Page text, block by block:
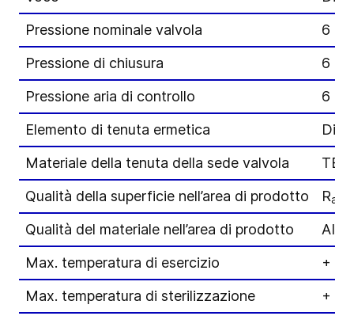
Pressione nominale valvola
6
Pressione di chiusura
6
Pressione aria di controllo
6
Elemento di tenuta ermetica
Materiale della tenuta della sede valvola
Qualità della superficie nell’area di prodotto
Ra
Qualità del materiale nell’area di prodotto
AISI
Max. temperatura di esercizio
+
Max. temperatura di sterilizzazione
+